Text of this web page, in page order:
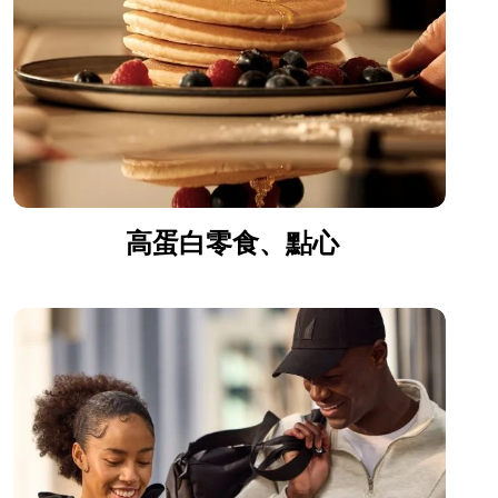
高蛋白零食、點心